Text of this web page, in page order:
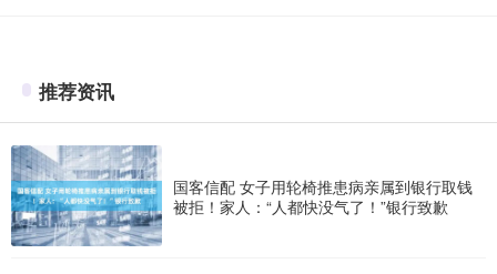
推荐资讯
国客信配 女子用轮椅推患病亲属到银行取钱
被拒！家人：“人都快没气了！”银行致歉